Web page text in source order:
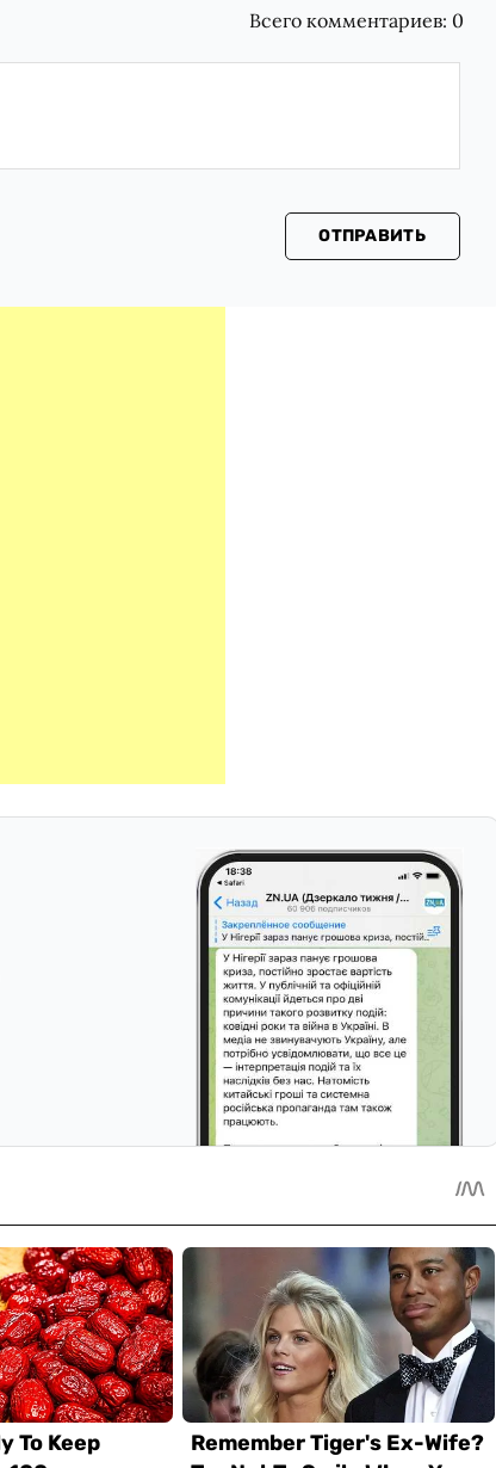
Всего комментариев: 0
ОТПРАВИТЬ